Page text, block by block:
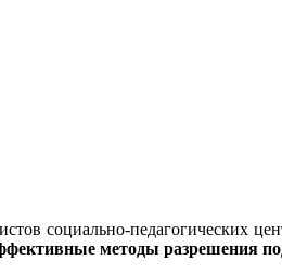
социально-педагогических
методы разрешения